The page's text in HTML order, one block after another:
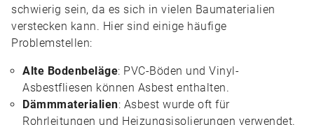
schwierig sein, da es sich in vielen Baumaterialien
verstecken kann. Hier sind einige häufige
Problemstellen:
Alte Bodenbeläge: PVC-Böden und Vinyl-
Asbestfliesen können Asbest enthalten.
Dämmmaterialien: Asbest wurde oft für
Rohrleitungen und Heizungsisolierungen verwendet.